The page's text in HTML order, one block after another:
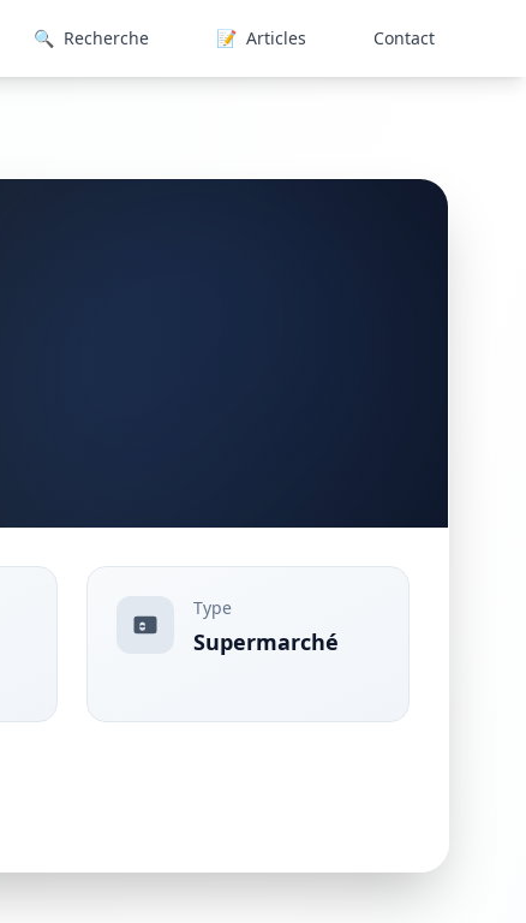
🔍 Recherche 📝 Articles Contact
Type
Supermarché